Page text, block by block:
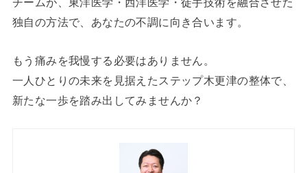
独自の方法で、あなたの不調に向き合います。
もう痛みを我慢する必要はありません。
一人ひとりの未来を見据えたステップ木更津の整体で、
新たな一歩を踏み出してみませんか？